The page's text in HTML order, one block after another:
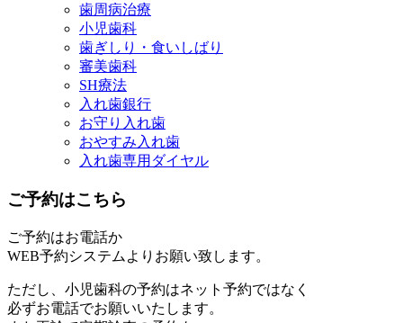
歯周病治療
小児歯科
歯ぎしり・食いしばり
審美歯科
SH療法
入れ歯銀行
お守り入れ歯
おやすみ入れ歯
入れ歯専用ダイヤル
ご予約はこちら
ご予約はお電話か
WEB予約システムよりお願い致します。
ただし、小児歯科の予約はネット予約ではなく
必ずお電話でお願いいたします。